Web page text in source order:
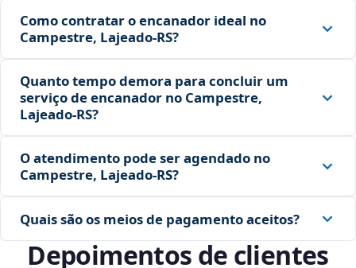
Como contratar o encanador ideal no
Campestre, Lajeado‑RS?
Quanto tempo demora para concluir um
serviço de encanador no Campestre,
Lajeado‑RS?
O atendimento pode ser agendado no
Campestre, Lajeado‑RS?
Quais são os meios de pagamento aceitos?
Depoimentos de clientes